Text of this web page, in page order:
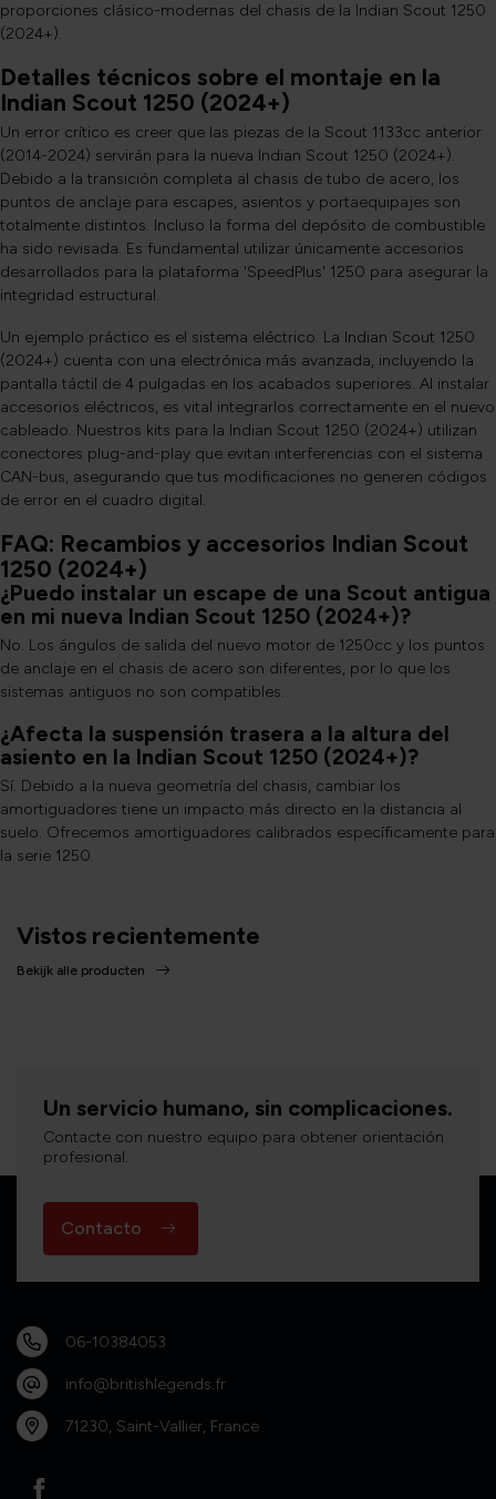
proporciones clásico-modernas del chasis de la Indian Scout 1250
(2024+).
Detalles técnicos sobre el montaje en la
Indian Scout 1250 (2024+)
Un error crítico es creer que las piezas de la Scout 1133cc anterior
(2014-2024) servirán para la nueva Indian Scout 1250 (2024+).
Debido a la transición completa al chasis de tubo de acero, los
puntos de anclaje para escapes, asientos y portaequipajes son
totalmente distintos. Incluso la forma del depósito de combustible
ha sido revisada. Es fundamental utilizar únicamente accesorios
desarrollados para la plataforma 'SpeedPlus' 1250 para asegurar la
integridad estructural.
Un ejemplo práctico es el sistema eléctrico. La Indian Scout 1250
(2024+) cuenta con una electrónica más avanzada, incluyendo la
pantalla táctil de 4 pulgadas en los acabados superiores. Al instalar
accesorios eléctricos, es vital integrarlos correctamente en el nuevo
cableado. Nuestros kits para la Indian Scout 1250 (2024+) utilizan
conectores plug-and-play que evitan interferencias con el sistema
CAN-bus, asegurando que tus modificaciones no generen códigos
de error en el cuadro digital.
FAQ: Recambios y accesorios Indian Scout
1250 (2024+)
¿Puedo instalar un escape de una Scout antigua
en mi nueva Indian Scout 1250 (2024+)?
No. Los ángulos de salida del nuevo motor de 1250cc y los puntos
de anclaje en el chasis de acero son diferentes, por lo que los
sistemas antiguos no son compatibles.
¿Afecta la suspensión trasera a la altura del
asiento en la Indian Scout 1250 (2024+)?
Sí. Debido a la nueva geometría del chasis, cambiar los
amortiguadores tiene un impacto más directo en la distancia al
suelo. Ofrecemos amortiguadores calibrados específicamente para
la serie 1250.
Vistos recientemente
Bekijk alle producten
Un servicio humano, sin complicaciones.
Contacte con nuestro equipo para obtener orientación
profesional.
Contacto
06-10384053
info@britishlegends.fr
71230, Saint-Vallier, France